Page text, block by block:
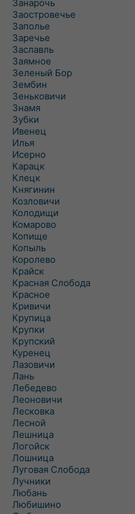
Занарочь
Заостровечье
Заполье
Заречье
Заславль
Заямное
Зеленый Бор
Зембин
Зеньковичи
Знамя
Зубки
Ивенец
Илья
Исерно
Карацк
Клецк
Княгинин
Козловичи
Колодищи
Комарово
Копище
Копыль
Королево
Крайск
Красная Слобода
Красное
Кривичи
Крупица
Крупки
Крупский
Куренец
Лазовичи
Лань
Лебедево
Леоновичи
Лесковка
Лесной
Лешница
Логойск
Лошница
Луговая Слобода
Лучники
Любань
Любишино